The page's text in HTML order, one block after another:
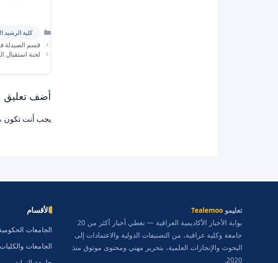
التصنيفات
كلية الرشيد
قسم الصيدلة
لجنة استقبال
أضف تعليق
يجب أنت تكون
تعليمو Tealemoo
بوابة الأخبار الأكاديمية العراقية — نغطي أخبار أكثر من 20
جامعة وكلية عراقية، من التصنيفات الدولية والاعتمادات إلى
البحوث والإنجازات العلمية، بتحرير مهني ومحتوى موثوق منذ
2020.
الأقسام
الجامعات
الجامعات والكليات